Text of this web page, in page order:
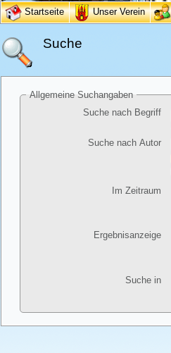
Startseite Unser Verein
Suche
Allgemeine Suchangaben
Suche nach Begriff
Suche nach Autor
Im Zeitraum
Ergebnisanzeige
Suche in